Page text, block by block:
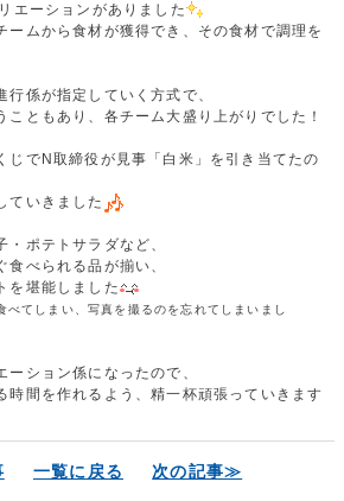
エーションがありました
ームから食材が獲得でき、その食材で調理を
係が指定していく方式で、
こともあり、各チーム大盛り上がりでした！
じでN取締役が見事「白米」を引き当てたの
ていきました
・ポテトサラダなど、
べられる品が揃い、
を堪能しました
てしまい、写真を撮るのを忘れてしまいまし
ション係になったので、
時間を作れるよう、精一杯頑張っていきます
一覧に戻る 次の記事≫